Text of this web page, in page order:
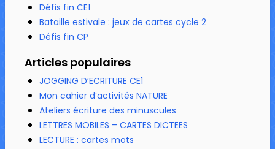
Défis fin CE1
Bataille estivale : jeux de cartes cycle 2
Défis fin CP
Articles populaires
JOGGING D’ECRITURE CE1
Mon cahier d’activités NATURE
Ateliers écriture des minuscules
LETTRES MOBILES – CARTES DICTEES
LECTURE : cartes mots